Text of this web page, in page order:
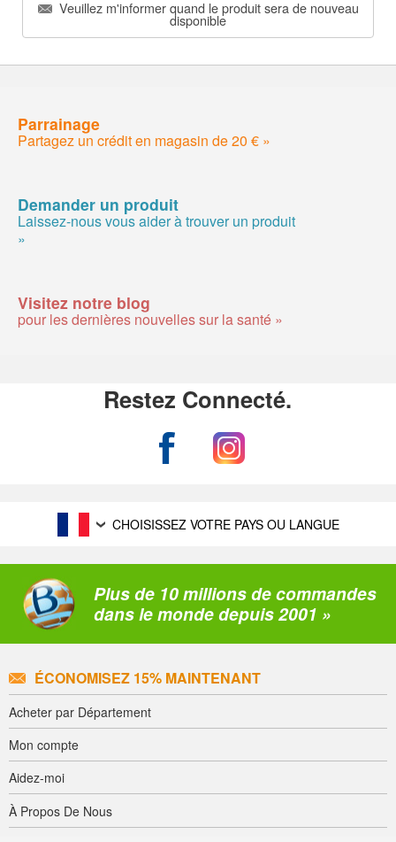
Veuillez m'informer quand le produit sera de nouveau
disponible
Parrainage
Partagez un crédit en magasin de 20 € »
Demander un produit
Laissez-nous vous aider à trouver un produit
»
Visitez notre blog
pour les dernières nouvelles sur la santé »
Restez Connecté.
CHOISISSEZ VOTRE PAYS OU LANGUE
Plus de 10 millions de commandes
dans le monde depuis 2001 »
ÉCONOMISEZ 15% MAINTENANT
Acheter par Département
Mon compte
Aidez-moi
À Propos De Nous